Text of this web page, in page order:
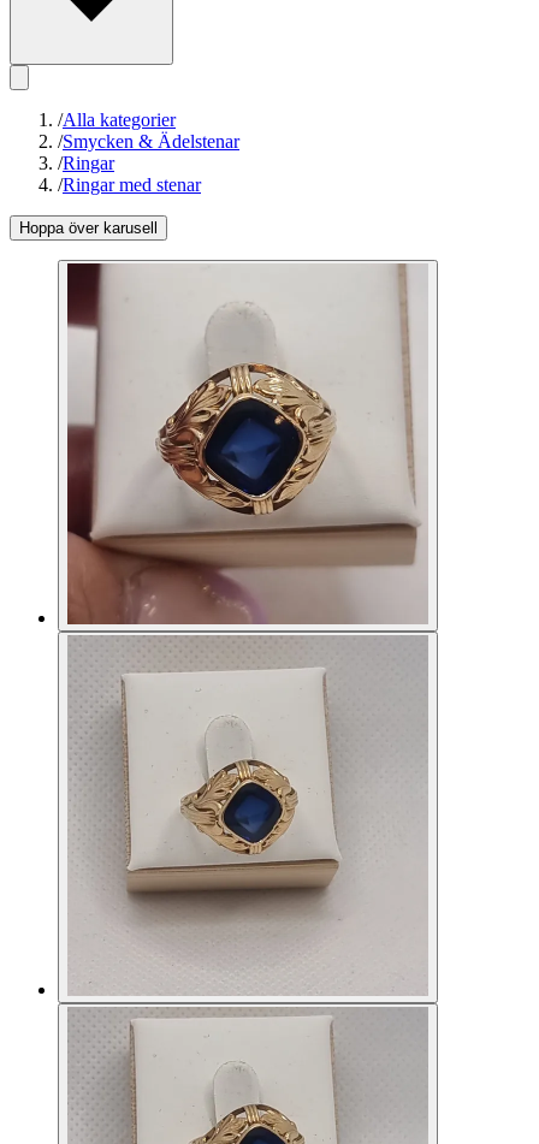
/Alla kategorier
/Smycken & Ädelstenar
/Ringar
/Ringar med stenar
Hoppa över karusell